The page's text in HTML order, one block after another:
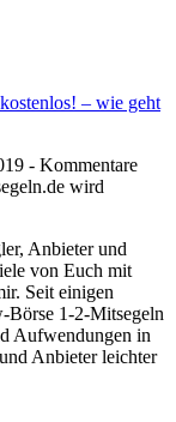
– wie geht
- Kommentare
wird
Anbieter und
von Euch mit
Seit einigen
Börse 1-2-Mitsegeln
Aufwendungen in
Anbieter leichter